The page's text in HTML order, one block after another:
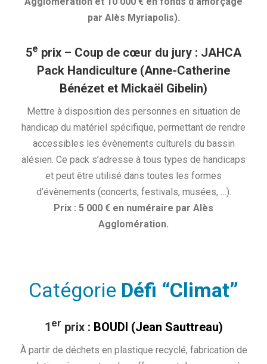
par Alès Myriapolis).
5e prix – Coup de cœur du jury : JAHCA
Pack Handiculture (Anne-Catherine
Bénézet et Mickaël Gibelin)
Mettre à disposition des personnes en situation de
handicap du matériel spécifique, permettant de rendre
accessibles les évènements culturels du bassin
alésien. Ce pack s’adresse à tous types de handicaps
et peut être utilisé dans toutes les formes
d’évènements (concerts, festivals, musées, …).
Prix : 5 000 € en numéraire par Alès
Agglomération.
Catégorie Défi “Climat”
1 er prix : BOUDI (Jean Sauttreau)
À partir de déchets en plastique recyclé, fabrication de